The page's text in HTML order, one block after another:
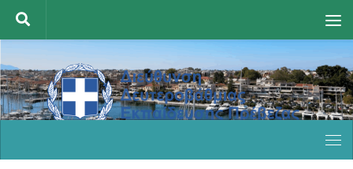
Skip to content